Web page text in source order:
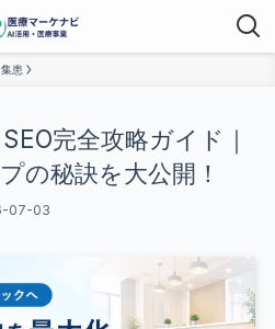
集患
完全攻略ガイド｜
の秘訣を大公開！
07-03